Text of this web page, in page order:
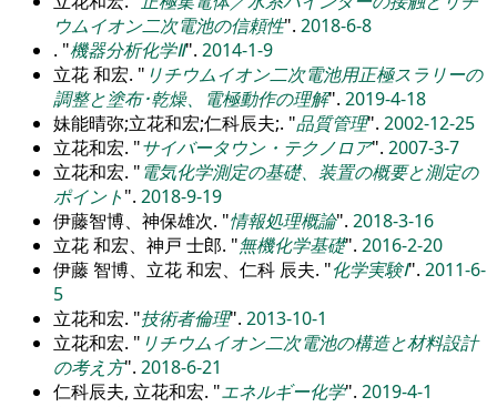
ウムイオン二次電池の信頼性 . 2018-6-8
. 機器分析化学Ⅱ . 2014-1-9
立花 和宏.
リチウムイオン二次電池用正極スラリーの
調整と塗布･乾燥、電極動作の理解 . 2019-4-18
妹能晴弥;立花和宏;仁科辰夫;. 品質管理 . 2002-12-25
立花和宏.
サイバータウン・テクノロア . 2007-3-7
立花和宏.
電気化学測定の基礎、装置の概要と測定の
ポイント . 2018-9-19
伊藤智博、神保雄次. 情報処理概論 . 2018-3-16
立花 和宏、神戸 士郎. 無機化学基礎 . 2016-2-20
伊藤 智博、立花 和宏、仁科 辰夫.
化学実験Ⅰ . 2011-6-
5
立花和宏. 技術者倫理 . 2013-10-1
立花和宏.
リチウムイオン二次電池の構造と材料設計
の考え方 . 2018-6-21
仁科辰夫, 立花和宏. エネルギー化学 . 2019-4-1